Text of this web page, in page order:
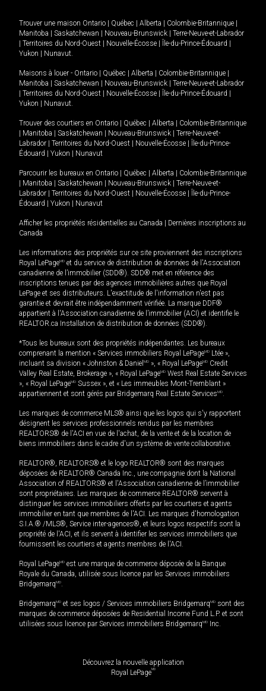
Trouver une maison Ontario | Québec | Alberta | Colombie-Britannique |
Manitoba | Saskatchewan | Nouveau-Brunswick | Terre-Neuve-et-Labrador
| Territoires du Nord-Ouest | Nouvelle-Écosse | Île-du-Prince-Édouard |
Yukon | Nunavut
Maisons à louer - Ontario | Québec | Alberta | Colombie-Britannique |
Manitoba | Saskatchewan | Nouveau-Brunswick | Terre-Neuve-et-Labrador
| Territoires du Nord-Ouest | Nouvelle-Écosse | Île-du-Prince-Édouard |
Yukon | Nunavut
Trouver des courtiers en Ontario | Québec | Alberta | Colombie-Britannique
| Manitoba | Saskatchewan | Nouveau-Brunswick | Terre-Neuve-et-
Labrador | Territoires du Nord-Ouest | Nouvelle-Écosse | Île-du-Prince-
Édouard | Yukon | Nunavut
Parcourir les bureaux en Ontario | Québec | Alberta | Colombie-Britannique
| Manitoba | Saskatchewan | Nouveau-Brunswick | Terre-Neuve-et-
Labrador | Territoires du Nord-Ouest | Nouvelle-Écosse | Île-du-Prince-
Édouard | Yukon | Nunavut
Afficher les propriétés résidentielles au Canada | Dernières inscriptions au
Canada
Les informations des propriétés sur ce site proviennent des inscriptions
Royal LePageMD et du service de distribution de données de l'Association
canadienne de l’immobilier (SDD®). SDD® met en référence des
inscriptions tenues par des agences immobilières autres que Royal
LePage et ses distributeurs. L'exactitude de l'information n'est pas
garantie et devrait être indépendamment vérifiée. La marque DDF®
appartient à l'Association canadienne de l’immobilier (ACI) et identifie le
REALTOR.ca Installation de distribution de données (SDD®).
*Tous les bureaux sont des propriétés indépendantes. Les bureaux
comprenant la mention « Services immobiliers Royal LePageMD Ltée »,
incluant sa division « Johnston & Daniel MD », « Royal LePageMD Credit
Valley Real Estate, Brokerage », « Royal LePageMD West Real Estate Services
», « Royal LePageMD Sussex », et « Les immeubles Mont-Tremblant »
appartiennent et sont gérés par Bridgemarq Real Estate ServicesMD
Les marques de commerce MLS® ainsi que les logos qui s'y rapportent
désignent les services professionnels rendus par les membres
REALTORS® de l'ACI en vue de l'achat, de la vente et de la location de
biens immobiliers dans le cadre d'un système de vente collaborative.
REALTOR®, REALTORS® et le logo REALTOR® sont des marques
déposées de REALTOR® Canada Inc., une compagnie dont la National
Association of REALTORS® et l'Association canadienne de l’immobilier
sont propriétaires. Les marques de commerce REALTOR® servent à
distinguer les services immobiliers offerts par les courtiers et agents
immobilier en tant que membres de l'ACI. Les marques d'homologation
S.I.A.® /MLS®, Service inter-agences®, et leurs logos respectifs sont la
propriété de l'ACI, et ils servent à identifier les services immobiliers que
fournissent les courtiers et agents membres de l'ACI.
Royal LePageMD est une marque de commerce déposée de la Banque
Royale du Canada, utilisée sous licence par les Services immobiliers
BridgemarqMD
BridgemarqMD et ses logos / Services immobiliers BridgemarqMD sont des
marques de commerce déposées de Residential Income Fund L.P. et sont
utilisées sous licence par Services immobiliers BridgemarqMD Inc.
Découvrez la nouvelle application
Royal LePageMD